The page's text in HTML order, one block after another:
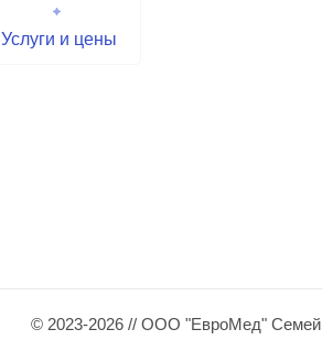
Услуги и цены
© 2023-2026 // ООО "ЕвроМед"